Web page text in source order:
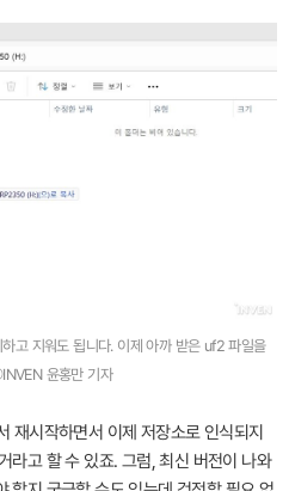
고 지워도 됩니다. 이제 아까 받은 uf2 파일을
윤홍만 기자
재시작하면서 이제 저장소로 인식되지
라고 할 수 있죠. 그럼, 최신 버전이 나와